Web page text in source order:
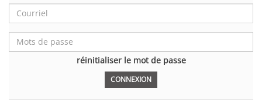
réinitialiser le mot de passe